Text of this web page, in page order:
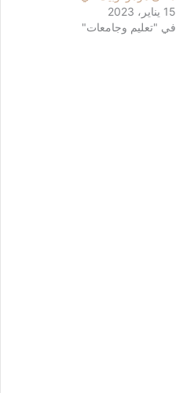
15 يناير، 2023
في "تعليم وجامعات"